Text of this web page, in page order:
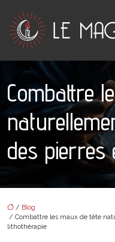
Combattre
des pierres
/ Blog
/ Combattre les maux de tête
lithothérapie